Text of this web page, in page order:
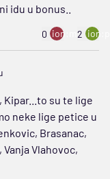
idu u bonus..
0 ion:minus
2
Kipar...to su te lige
neke lige petice u
Brasanac,
Vlahovoc,